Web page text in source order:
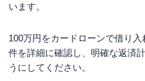
います。
100万円をカードローンで借り
件を詳細に確認し、明確な返済
うにしてください。